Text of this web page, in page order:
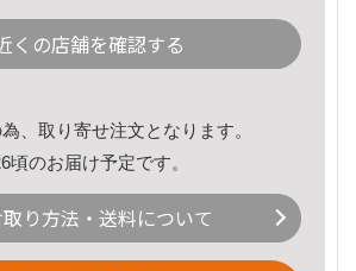
くの店舗を確認する
、取り寄せ注文となります。
頃のお届け予定です。
り方法・送料について